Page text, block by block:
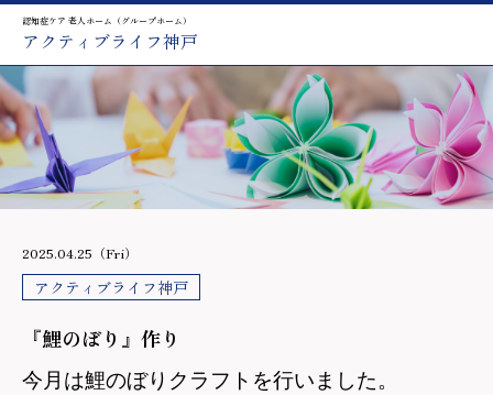
認知症ケア 老人ホーム（グループホーム）
アクティブライフ神戸
2025.04.25（Fri）
アクティブライフ神戸
『鯉のぼり』作り
今月は鯉のぼりクラフトを行いました。